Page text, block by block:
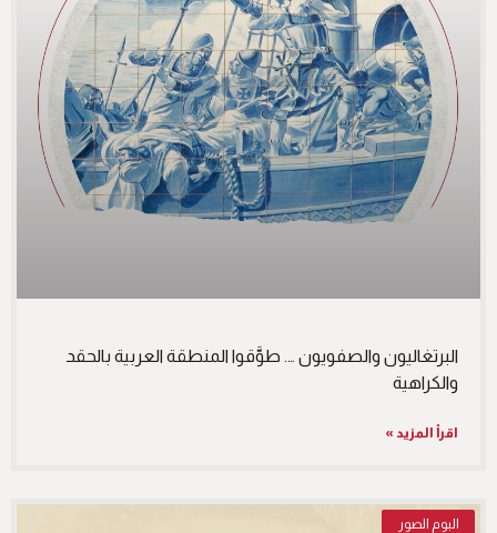
البرتغاليون والصفويون …. طوَّقوا المنطقة العربية بالحقد
والكراهية
اقرأ المزيد »
البوم الصور